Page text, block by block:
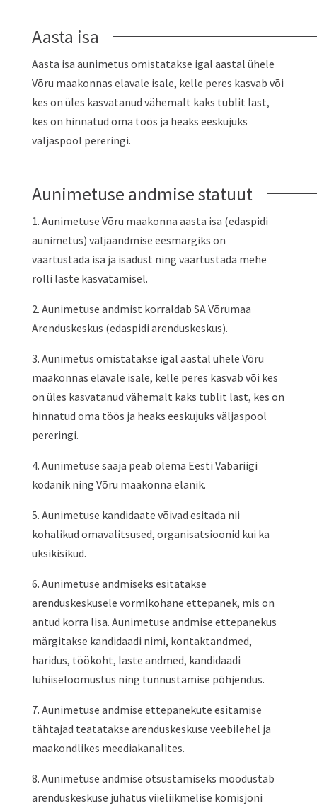
Aasta isa
Aasta isa aunimetus omistatakse igal aastal ühele
Võru maakonnas elavale isale, kelle peres kasvab või
kes on üles kasvatanud vähemalt kaks tublit last,
kes on hinnatud oma töös ja heaks eeskujuks
väljaspool pereringi.
Aunimetuse andmise statuut
1. Aunimetuse Võru maakonna aasta isa (edaspidi
aunimetus) väljaandmise eesmärgiks on
väärtustada isa ja isadust ning väärtustada mehe
rolli laste kasvatamisel.
2. Aunimetuse andmist korraldab SA Võrumaa
Arenduskeskus (edaspidi arenduskeskus).
3. Aunimetus omistatakse igal aastal ühele Võru
maakonnas elavale isale, kelle peres kasvab või kes
on üles kasvatanud vähemalt kaks tublit last, kes on
hinnatud oma töös ja heaks eeskujuks väljaspool
pereringi.
4. Aunimetuse saaja peab olema Eesti Vabariigi
kodanik ning Võru maakonna elanik.
5. Aunimetuse kandidaate võivad esitada nii
kohalikud omavalitsused, organisatsioonid kui ka
üksikisikud.
6. Aunimetuse andmiseks esitatakse
arenduskeskusele vormikohane ettepanek, mis on
antud korra lisa. Aunimetuse andmise ettepanekus
märgitakse kandidaadi nimi, kontaktandmed,
haridus, töökoht, laste andmed, kandidaadi
lühiiseloomustus ning tunnustamise põhjendus.
7. Aunimetuse andmise ettepanekute esitamise
tähtajad teatatakse arenduskeskuse veebilehel ja
maakondlikes meediakanalites.
8. Aunimetuse andmise otsustamiseks moodustab
arenduskeskuse juhatus viieliikmelise komisjoni